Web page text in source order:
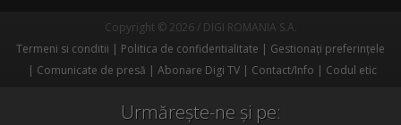
Copyright © 2026 / DIGI ROMANIA S.A.
Termeni si conditii
Politica de confidentialitate
Gestionați preferințele
Comunicate de presă
Abonare Digi TV Contact/Info Codul etic
Urmărește-ne și pe: